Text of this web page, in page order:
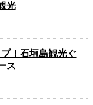
光
！石垣島観光ぐ
ス